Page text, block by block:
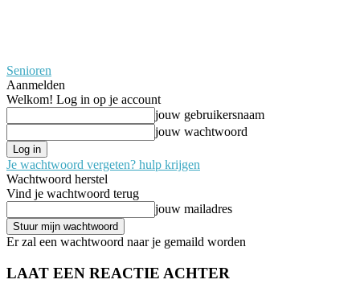
Senioren
Aanmelden
Welkom! Log in op je account
jouw gebruikersnaam
jouw wachtwoord
Je wachtwoord vergeten? hulp krijgen
Wachtwoord herstel
Vind je wachtwoord terug
jouw mailadres
Er zal een wachtwoord naar je gemaild worden
LAAT EEN REACTIE ACHTER